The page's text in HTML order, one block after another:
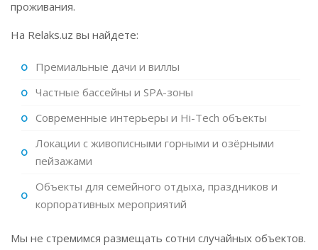
проживания.
На Relaks.uz вы найдете:
Премиальные дачи и виллы
Частные бассейны и SPA-зоны
Современные интерьеры и Hi-Tech объекты
Локации с живописными горными и озёрными
пейзажами
Объекты для семейного отдыха, праздников и
корпоративных мероприятий
Мы не стремимся размещать сотни случайных объектов.